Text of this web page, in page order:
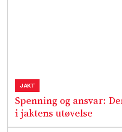
Spenning og ansvar:
i jaktens utøvelse
JAKT